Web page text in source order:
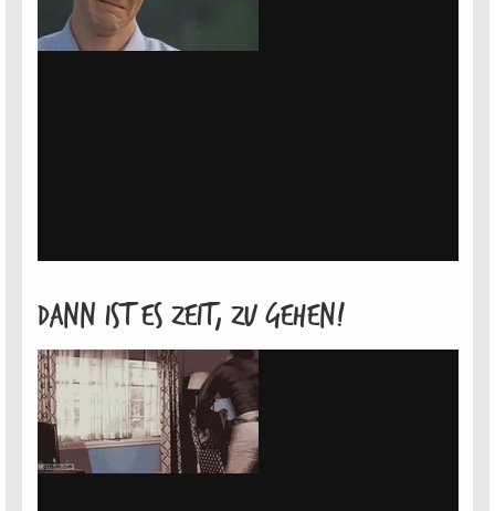
Dann ist es Zeit, zu gehen!